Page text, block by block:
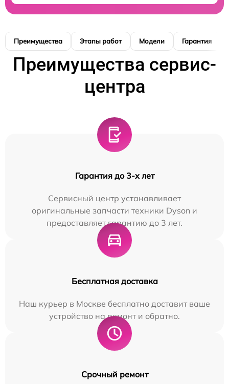
Преимущества Этапы работ Модели Гарантия
Преимущества сервис-
центра
Гарантия до 3-х лет
Сервисный центр устанавливает
оригинальные запчасти техники Dyson и
предоставляет гарантию до 3 лет.
Бесплатная доставка
Наш курьер в Москве бесплатно доставит ваше
устройство на ремонт и обратно.
Срочный ремонт